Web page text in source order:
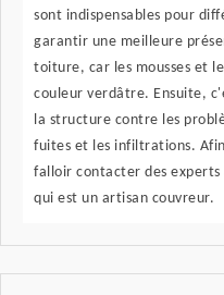
sont indispensables pour
garantir une meilleure
toiture, car les mousses et
couleur verdâtre. Ensuite,
la structure contre les
fuites et les infiltrations.
falloir contacter des
qui est un artisan couvreur.